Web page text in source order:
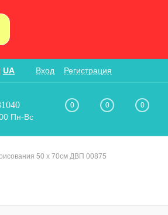
UA Вход Регистрация
Пн-Вс
0 0 0
50 х 70см ДВП 00875